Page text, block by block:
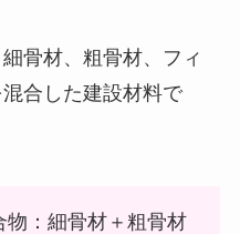
骨材、粗骨材、フィ
合した建設材料で
物：細骨材＋粗骨材